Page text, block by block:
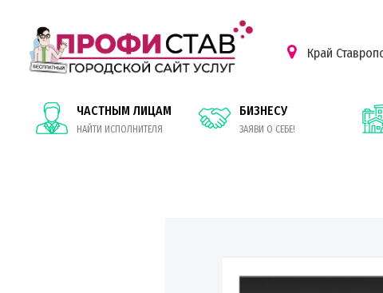
Край
ЧАСТНЫМ ЛИЦАМ
НАЙТИ ИСПОЛНИТЕЛЯ
БИЗНЕСУ
ЗАЯВИ О СЕБЕ!